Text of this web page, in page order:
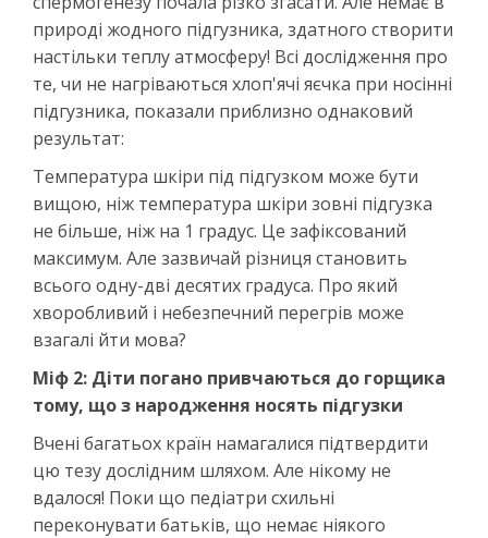
природі жодного підгузника, здатного створити
настільки теплу атмосферу! Всі дослідження про
те, чи не нагріваються хлоп'ячі яєчка при носінні
підгузника, показали приблизно однаковий
результат:
Температура шкіри під підгузком може бути
вищою, ніж температура шкіри зовні підгузка
не більше, ніж на 1 градус. Це зафіксований
максимум. Але зазвичай різниця становить
всього одну-дві десятих градуса. Про який
хворобливий і небезпечний перегрів може
взагалі йти мова?
Міф 2: Діти погано привчаються до горщика
тому, що з народження носять підгузки
Вчені багатьох країн намагалися підтвердити
цю тезу дослідним шляхом. Але нікому не
вдалося! Поки що педіатри схильні
переконувати батьків, що немає ніякого